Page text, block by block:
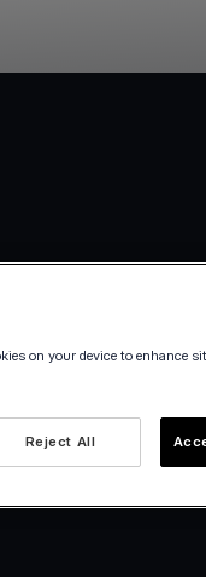
on your device to enhance
Reject All